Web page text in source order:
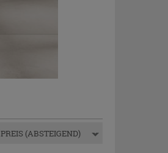
PREIS (ABSTEIGEND)